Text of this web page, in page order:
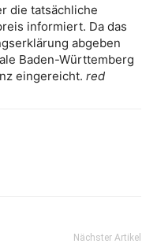
die tatsächliche
informiert. Da das
abgeben
Baden-Württemberg
eingereicht. red
Nächster Artikel